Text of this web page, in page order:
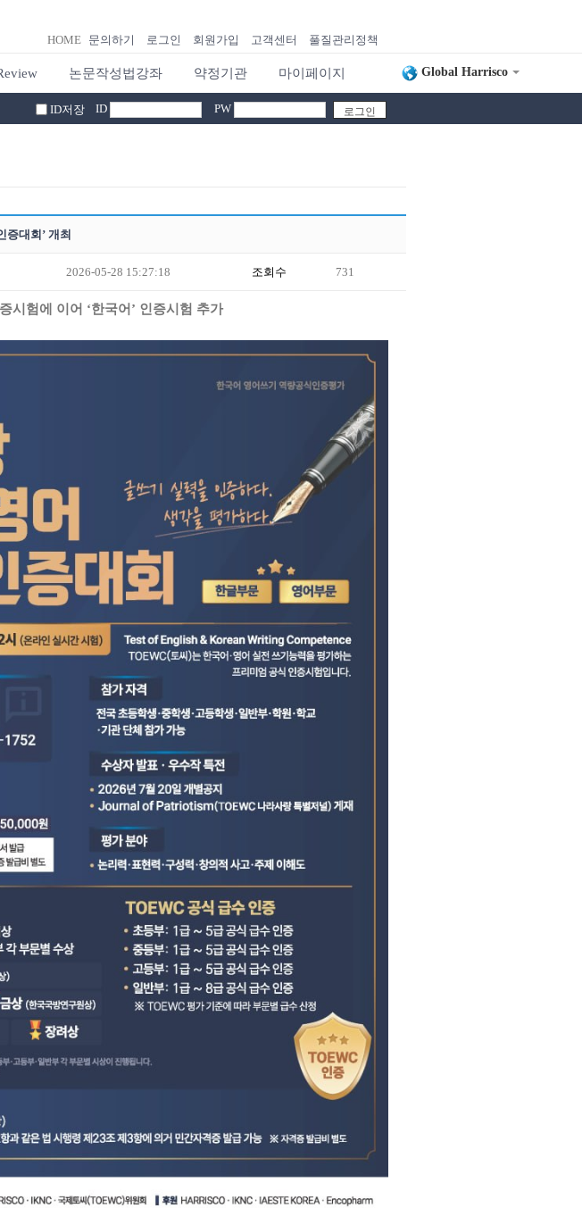
Global Harrisco
HOME 문의하기 로그인 회원가입 고객센터 풀질관리정책
논문작성법강좌 약정기관 마이페이지
ID저장 ID PW
증대회’ 개최
2026-05-28 15:27:18 조회수 731
시험에 이어 ‘한국어 ’ 인증시험 추가